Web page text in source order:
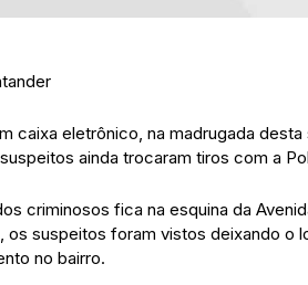
caixa eletrônico, na madrugada
ainda trocaram tiros com a
criminosos fica na esquina da
suspeitos foram vistos deixando o
no bairro.